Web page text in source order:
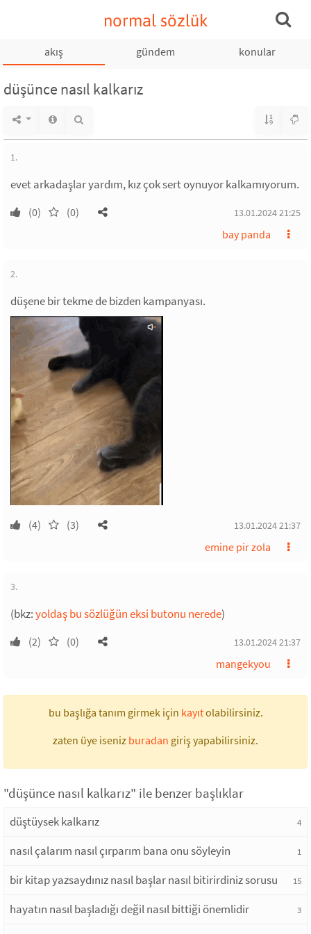
normal sözlük
akış gündem konular
düşünce nasıl kalkarız
1.
evet arkadaşlar yardım, kız çok sert oynuyor kalkamıyorum.
(0) (0) 13.01.2024 21:25
bay panda
2.
düşene bir tekme de bizden kampanyası.
(4) (3) 13.01.2024 21:37
emine pir zola
3.
(bkz:yoldaş bu sözlüğün eksi butonu nerede)
(2) (0) 13.01.2024 21:37
mangekyou
bu başlığa tanım girmek için kayıtolabilirsiniz.
zaten üye iseniz buradan giriş yapabilirsiniz.
"düşünce nasıl kalkarız" ile benzer başlıklar
düştüysek kalkarız 4
nasıl çalarım nasıl çırparım bana onu söyleyin 1
bir kitap yazsaydınız nasıl başlar nasıl bitirirdiniz sorusu 15
hayatın nasıl başladığı değil nasıl bittiği önemlidir 3